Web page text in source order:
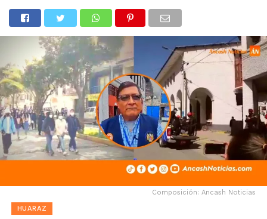
Composición: Ancash Noticias
HUARAZ